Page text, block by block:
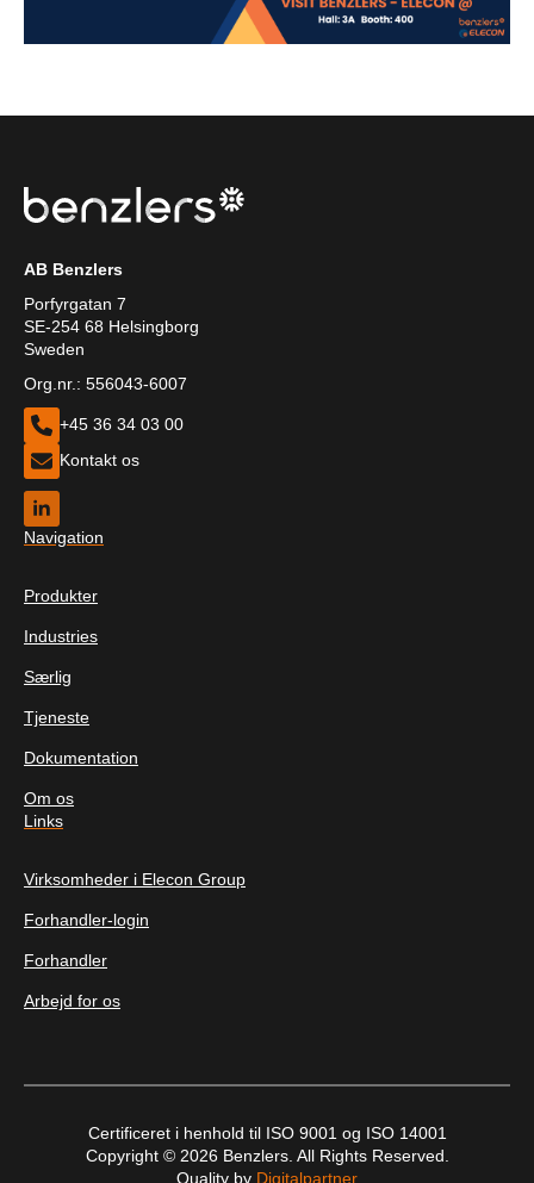
AB Benzlers
Porfyrgatan 7
SE-254 68 Helsingborg
Sweden
Org.nr.: 556043-6007
+45 36 34 03 00
Kontakt os
Navigation
Produkter
Industries
Særlig
Tjeneste
Dokumentation
Om os
Links
Virksomheder i Elecon Group
Forhandler-login
Forhandler
Arbejd for os
Certificeret i henhold til ISO 9001 og ISO 14001
Copyright © 2026 Benzlers. All Rights Reserved.
Quality by Digitalpartner